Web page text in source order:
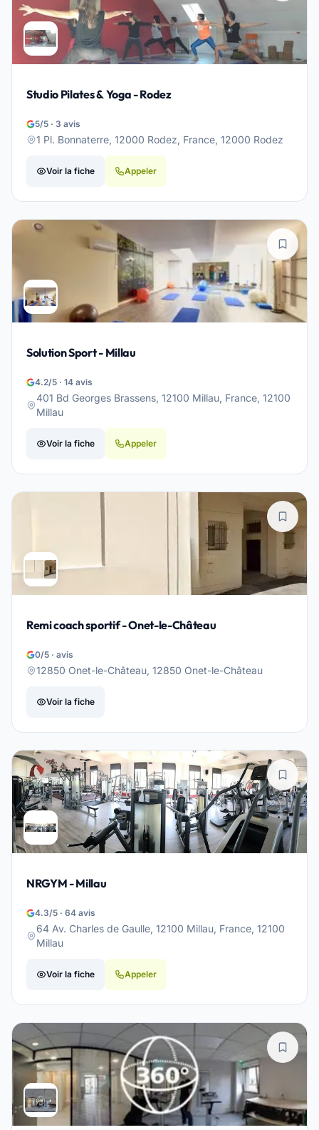
Studio Pilates & Yoga - Rodez
5/5 · 3 avis
1 Pl. Bonnaterre, 12000 Rodez, France, 12000 Rodez
Voir la fiche Appeler
Solution Sport - Millau
4.2/5 · 14 avis
401 Bd Georges Brassens, 12100 Millau, France, 12100
Millau
Voir la fiche Appeler
Remi coach sportif - Onet-le-Château
0/5 · avis
12850 Onet-le-Château, 12850 Onet-le-Château
Voir la fiche
NRGYM - Millau
4.3/5 · 64 avis
64 Av. Charles de Gaulle, 12100 Millau, France, 12100
Millau
Voir la fiche Appeler